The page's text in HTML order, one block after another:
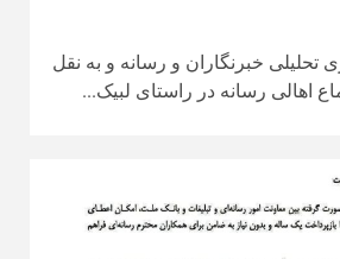
تحلیلی خبرنگاران و رسانه و به نقل
اهالی رسانه در راستای لبیک...